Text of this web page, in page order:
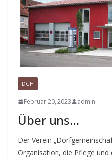
DGH
Februar 20, 2023 admin
Über uns…
Der Verein
Organisation, die Pflege und